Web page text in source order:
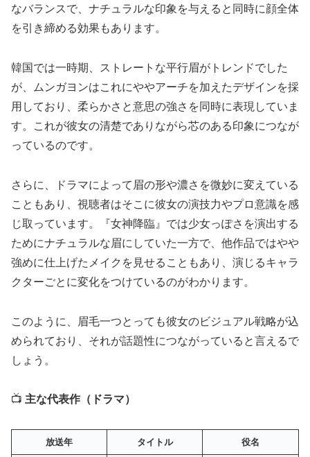
なバランスで、ナチュラルな印象を与えると同時に顔全体
を引き締める効果もあります。
韓国では一時期、ストレートな平行眉がトレンドでした
が、ムンガヨンはこれにややアーチを加えたデザインを採
用しており、柔らかさと意思の強さを同時に表現していま
す。これが彼女の清楚でありながら芯のある印象につなが
っているのです。
さらに、ドラマによって眉の形や濃さを微妙に変えている
こともあり、視聴者はそこに彼女の演技力やプロ意識を感
じ取っています。『女神降臨』では少女っぽさを演出する
ためにナチュラルな眉にしていた一方で、他作品ではやや
強めに仕上げたメイクを見せることもあり、演じるキャラ
クターごとに変化をつけているのがわかります。
このように、眉毛一つとっても彼女のビジュアル戦略が込
められており、それが話題性につながっていると言えるで
しょう。
📺 主な代表作（ドラマ）
放送年 タイトル 役名